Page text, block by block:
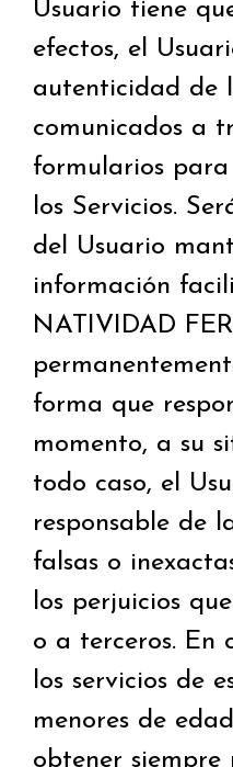
Usuario tiene
efectos, el
autenticidad de
comunicados a
formularios
los Servicios.
del Usuario
información
NATIVIDAD
forma que
momento, a su
todo caso, el
responsable de
falsas o
los perjuicios
o a terceros. En
los servicios de
menores de
obtener siempre